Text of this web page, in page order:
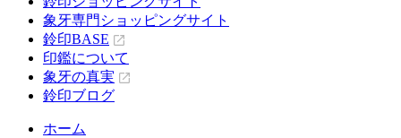
象牙専門ショッピングサイト
鈴印BASE
印鑑について
象牙の真実
鈴印ブログ
ホーム